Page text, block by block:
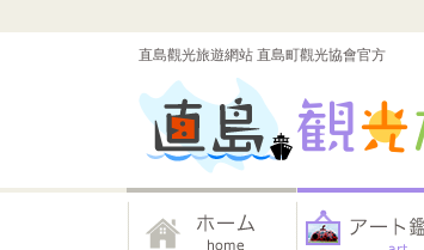
直島觀光旅遊網站 直島町觀光協會官方